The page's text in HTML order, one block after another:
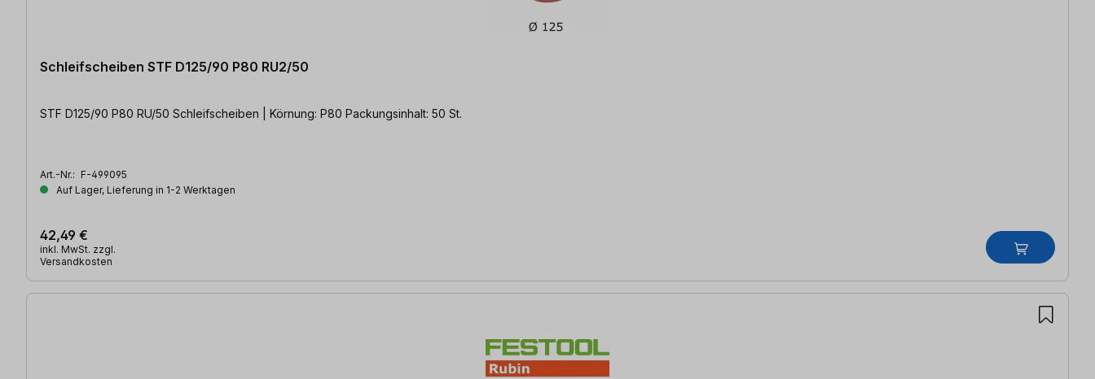
Schleifscheiben STF D125/90 P80 RU2/50
STF D125/90 P80 RU/50 Schleifscheiben | Körnung: P80 Packungsinhalt: 50 St.
Art.-Nr.: F-499095
Auf Lager, Lieferung in 1-2 Werktagen
42,49 €
inkl. MwSt. zzgl.
Versandkosten